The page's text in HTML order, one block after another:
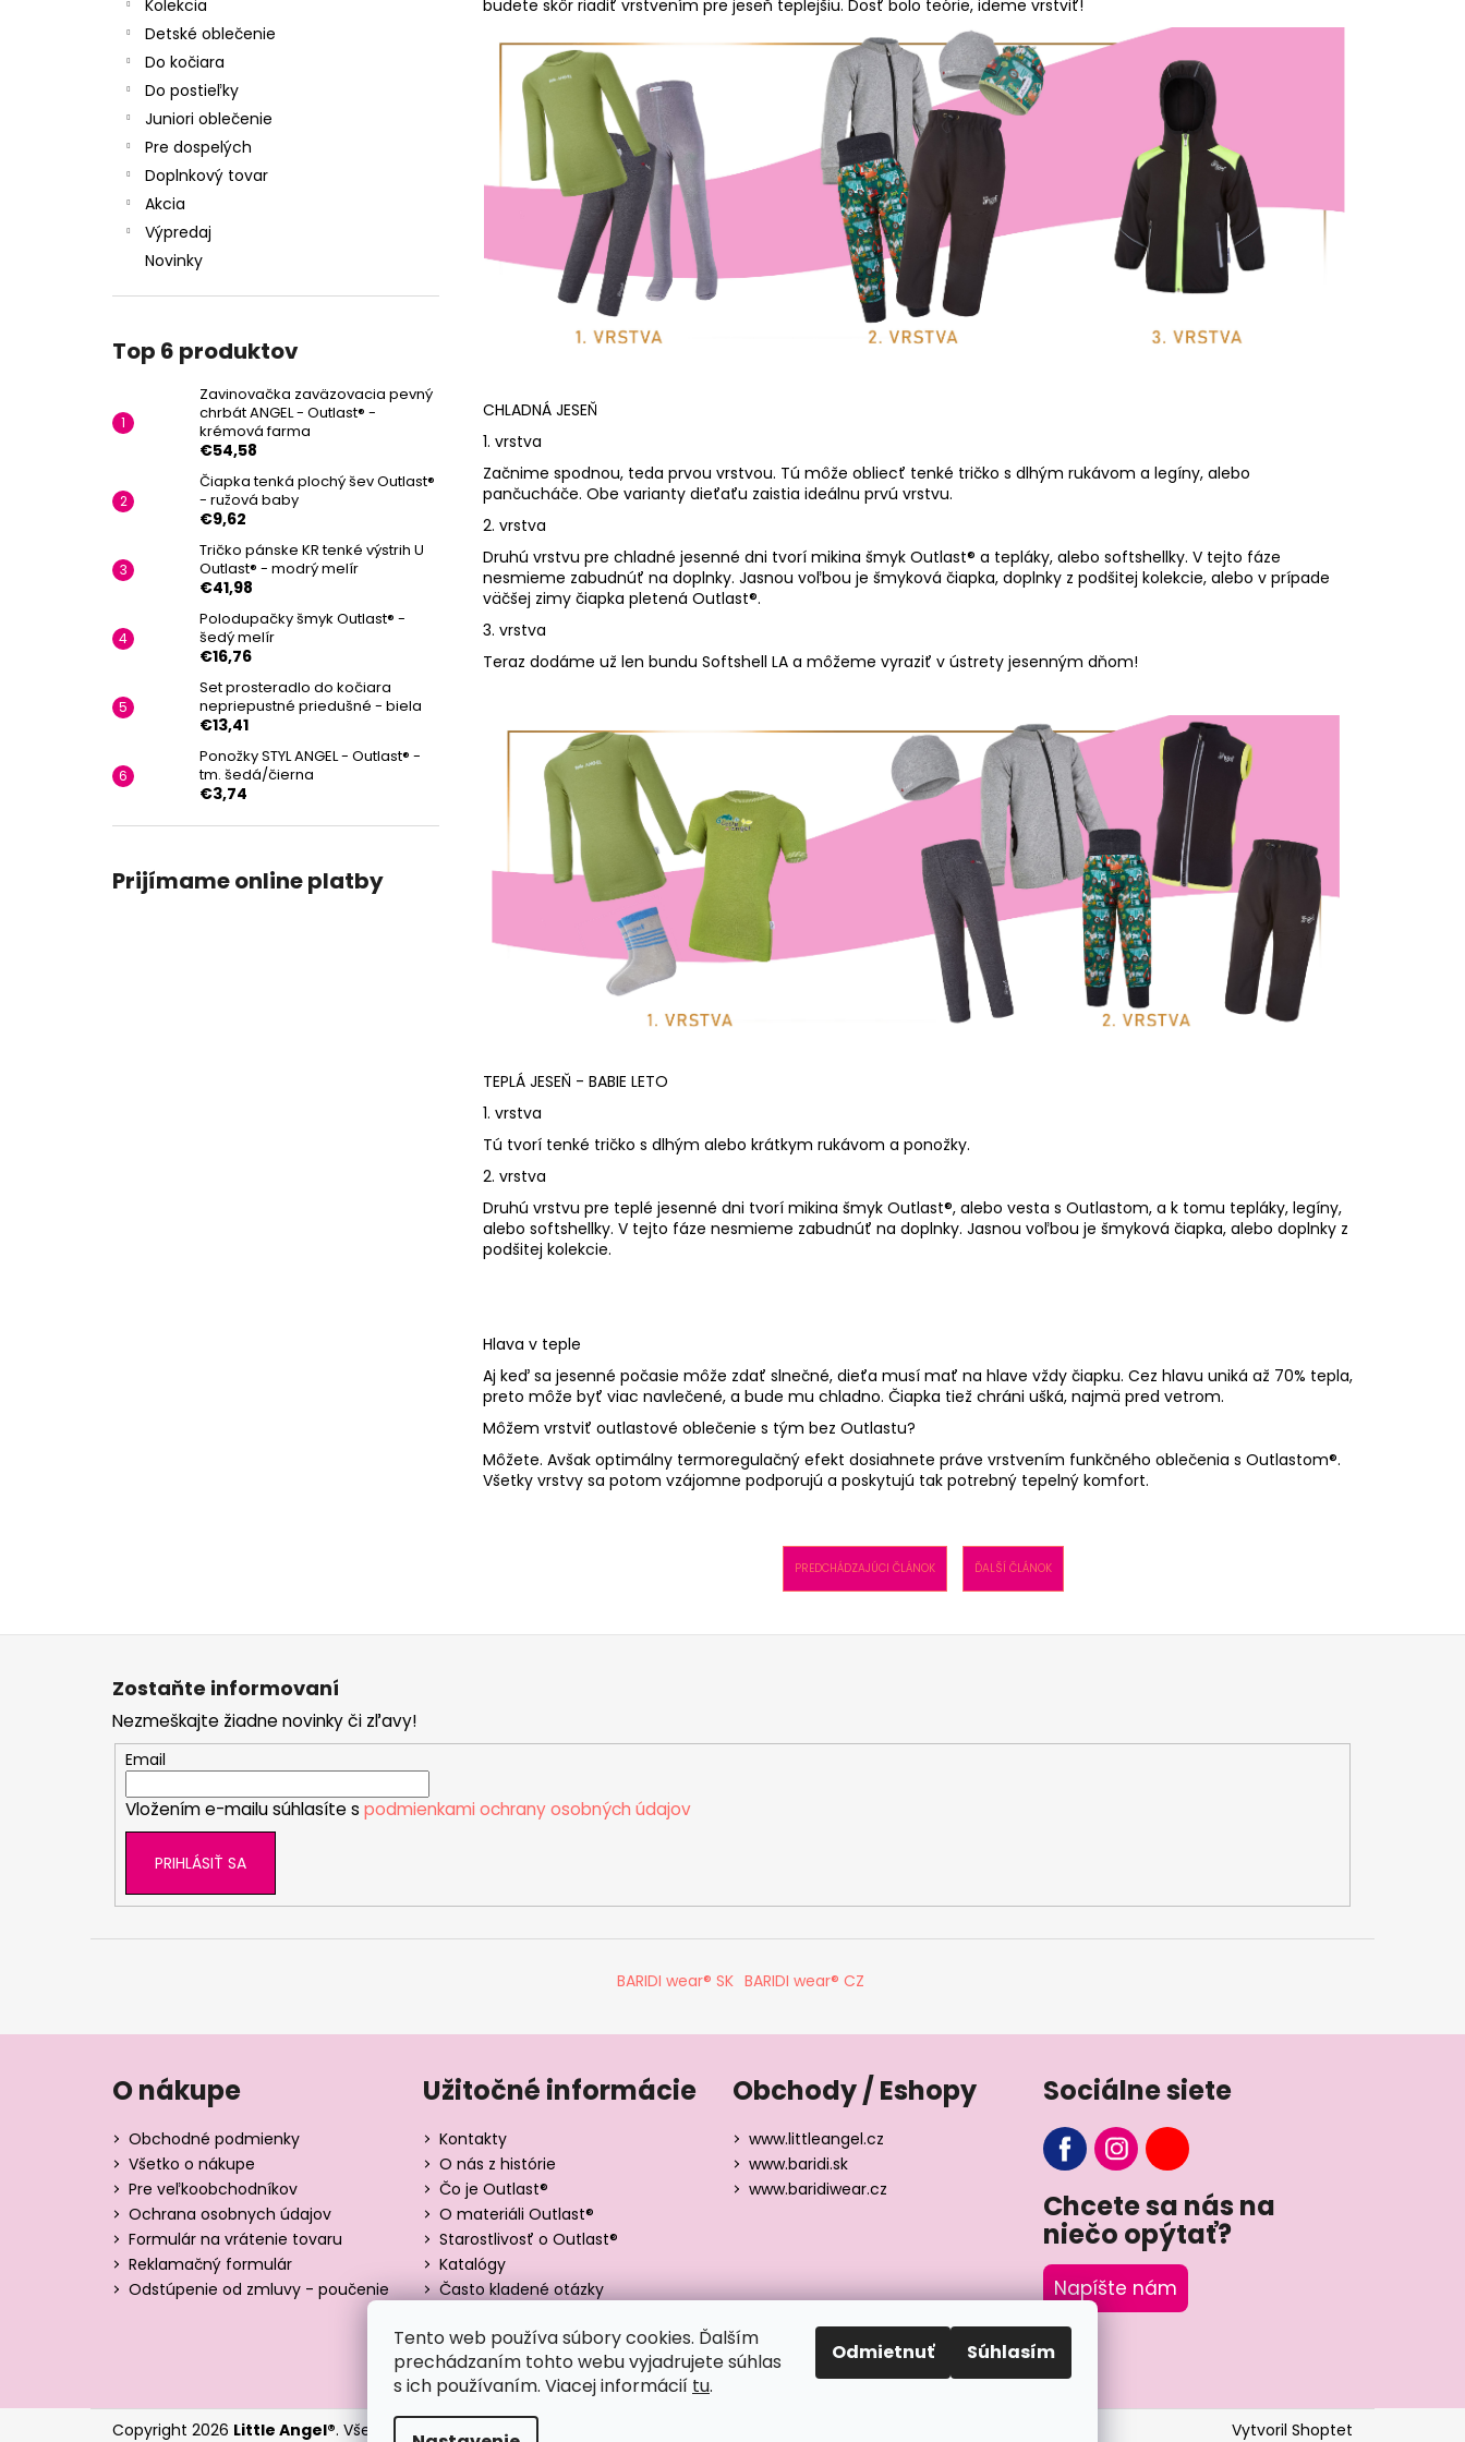
Tento web používa súbory cookies. Ďalším
prechádzaním tohto webu vyjadrujete súhlas
s ich používaním. Viacej informácií tu.
Odmietnuť Súhlasím
Kolekcia
Detské oblečenie
Do kočiara
Do postieľky
Juniori oblečenie
Pre dospelých
Doplnkový tovar
Akcia
Výpredaj
Novinky
Top 6 produktov
Zavinovačka zaväzovacia pevný
chrbát ANGEL - Outlast® -
krémová farma
€54,58
Čiapka tenká plochý šev Outlast®
- ružová baby
€9,62
Tričko pánske KR tenké výstrih U
Outlast® - modrý melír
€41,98
Polodupačky šmyk Outlast® -
šedý melír
€16,76
Set prosteradlo do kočiara
nepriepustné priedušné - biela
€13,41
Ponožky STYL ANGEL - Outlast® -
tm. šedá/čierna
€3,74
Prijímame online platby
budete skôr riadiť vrstvením pre jeseň teplejšiu. Dosť bolo teórie, ideme vrstviť!
CHLADNÁ JESEŇ
1. vrstva
Začnime spodnou, teda prvou vrstvou. Tú môže obliecť tenké tričko s dlhým rukávom a legíny, alebo
pančucháče. Obe varianty dieťaťu zaistia ideálnu prvú vrstvu.
2. vrstva
Druhú vrstvu pre chladné jesenné dni tvorí mikina šmyk Outlast® a tepláky, alebo softshellky. V tejto fáze
nesmieme zabudnúť na doplnky. Jasnou voľbou je šmyková čiapka, doplnky z podšitej kolekcie, alebo v prípade
väčšej zimy čiapka pletená Outlast®.
3. vrstva
Teraz dodáme už len bundu Softshell LA a môžeme vyraziť v ústrety jesenným dňom!
TEPLÁ JESEŇ - BABIE LETO
1. vrstva
Tú tvorí tenké tričko s dlhým alebo krátkym rukávom a ponožky.
2. vrstva
Druhú vrstvu pre teplé jesenné dni tvorí mikina šmyk Outlast®, alebo vesta s Outlastom, a k tomu tepláky, legíny,
alebo softshellky. V tejto fáze nesmieme zabudnúť na doplnky. Jasnou voľbou je šmyková čiapka, alebo doplnky z
podšitej kolekcie.
Hlava v teple
Aj keď sa jesenné počasie môže zdať slnečné, dieťa musí mať na hlave vždy čiapku. Cez hlavu uniká až 70% tepla,
preto môže byť viac navlečené, a bude mu chladno. Čiapka tiež chráni ušká, najmä pred vetrom.
Môžem vrstviť outlastové oblečenie s tým bez Outlastu?
Môžete. Avšak optimálny termoregulačný efekt dosiahnete práve vrstvením funkčného oblečenia s Outlastom®.
Všetky vrstvy sa potom vzájomne podporujú a poskytujú tak potrebný tepelný komfort.
PREDCHÁDZAJÚCI ČLÁNOK ĎALŠÍ ČLÁNOK
€54,58
€41,98
Zostaňte informovaní
Nezmeškajte žiadne novinky či zľavy!
Email
Vložením e-mailu súhlasíte s podmienkami ochrany osobných údajov
PRIHLÁSIŤ SA
BARIDI wear® SK BARIDI wear® CZ
O nákupe
Obchodné podmienky
Všetko o nákupe
Pre veľkoobchodníkov
Ochrana osobnych údajov
Formulár na vrátenie tovaru
Reklamačný formulár
Odstúpenie od zmluvy - poučenie
Užitočné informácie
Kontakty
O nás z histórie
Čo je Outlast®
O materiáli Outlast®
Starostlivosť o Outlast®
Katalógy
Často kladené otázky
Blog
Obchody / Eshopy
www.littleangel.cz
www.baridi.sk
www.baridiwear.cz
Sociálne siete
Chcete sa nás na
niečo opýtať?
Napíšte nám
Vytvoril Shoptet
Copyright 2026 Little Angel®. Všetky práva vyhradené.